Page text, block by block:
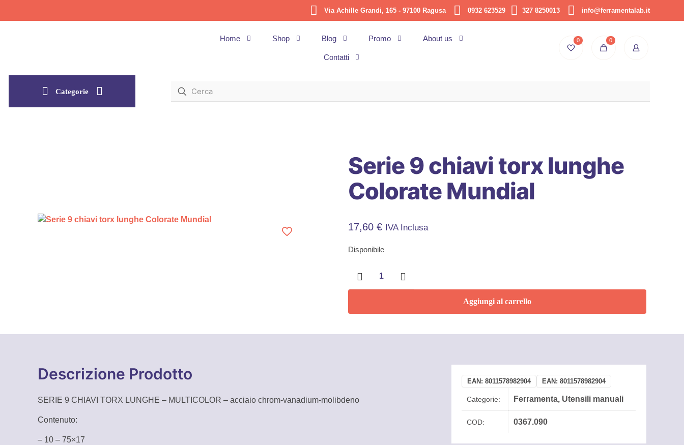
Via Achille Grandi, 165 - 97100 Ragusa 0932 623529 327 8250013 info@ferramentalab.it
Home Shop Blog Promo About us
Contatti
0 0
Categorie
Serie 9 chiavi torx lunghe
Colorate Mundial
17,60 € IVA Inclusa
Disponibile
chiavi
Aggiungi al carrello
Descrizione Prodotto
SERIE 9 CHIAVI TORX LUNGHE – MULTICOLOR – acciaio chrom-vanadium-molibdeno
Contenuto:
– 10 – 75×17
EAN:8011578982904 EAN:8011578982904
Categorie: Ferramenta, Utensili manuali
COD: 0367.090